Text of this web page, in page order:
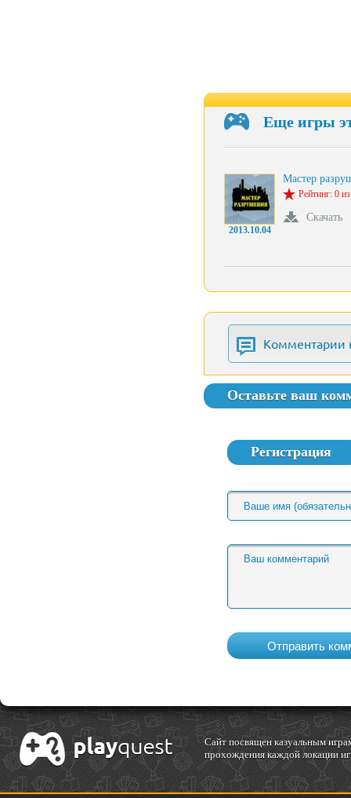
Еще игры
2013.10.04
Мастер
Рейтинг: 0
Скачать
Комментарии
Оставьте ваш
Регистрация
Cайт посвящен казуальным
прохождения каждой локации